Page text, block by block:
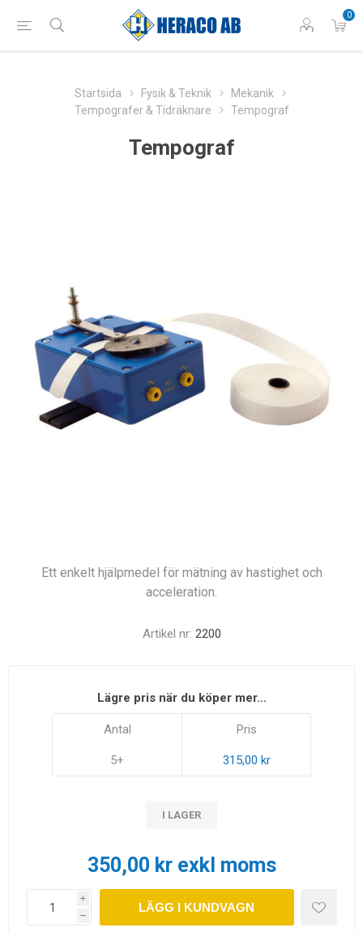
0
Startsida Fysik & Teknik
Mekanik
Tempografer & Tidräknare
Tempograf
Tempograf
Ett enkelt hjälpmedel för mätning av hastighet och
acceleration.
Artikel nr: 2200
Lägre pris när du köper mer...
Antal
5+
Pris
315,00 kr
I LAGER
350,00 kr exkl moms
i
h
LÄGG I KUNDVAGN